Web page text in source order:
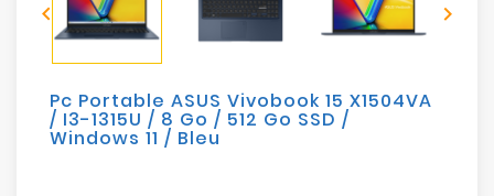
Mobilités
Loisirs
 
Pc Portable ASUS Vivobook 15 X1504VA
/ I3-1315U / 8 Go / 512 Go SSD /
Windows 11 / Bleu